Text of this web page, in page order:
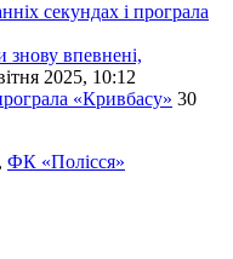
секундах і програла
впевнені,
2025, 10:12
«Кривбасу» 30
, ФК «Полісся»